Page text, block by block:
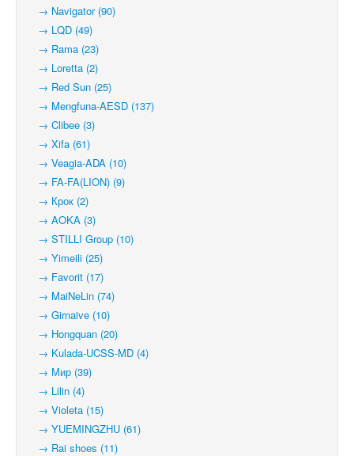
→ Navigator (90)
→ LQD (49)
→ Rama (23)
→ Loretta (2)
→ Red Sun (25)
→ Mengfuna-AESD (137)
→ Clibee (3)
→ Xifa (61)
→ Veagia-ADA (10)
→ FA-FA(LION) (9)
→ Крок (2)
→ AOKA (3)
→ STILLI Group (10)
→ Yimeili (25)
→ Favorit (17)
→ MaiNeLin (74)
→ Girnaive (10)
→ Hongquan (20)
→ Kulada-UCSS-MD (4)
→ Мир (39)
→ Lilin (4)
→ Violeta (15)
→ YUEMINGZHU (61)
→ Rai shoes (11)